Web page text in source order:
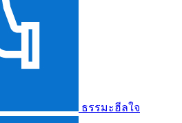
ธรรมะฮีลใจ